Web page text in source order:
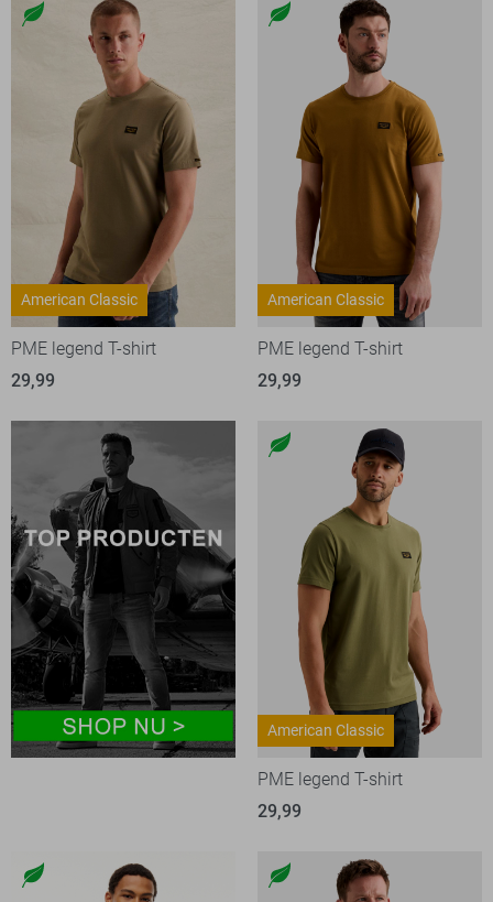
American Classic
PME legend T-shirt
29,99
American Classic
PME legend T-shirt
29,99
American Classic
PME legend T-shirt
29,99